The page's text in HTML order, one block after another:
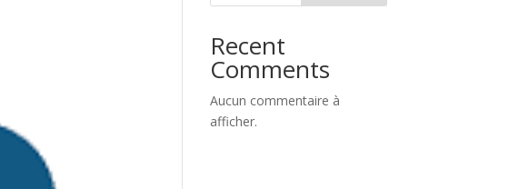
Recent
Comments
Aucun commentaire à
afficher.